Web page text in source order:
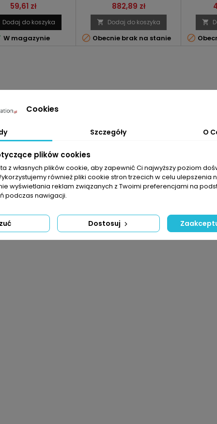
Cena
59,61 zł
Dodaj do koszyka
W magazynie
Cena
882,89 zł
 Dodaj do koszyka
 Obecnie brak na stanie


Cookies
Szczegóły O
plików cookies
z własnych plików cookie, aby zapewnić Ci najwyższy poziom
również pliki cookie stron trzecich w celu ulepszenia
wyświetlania reklam związanych z Twoimi preferencjami na
podczas nawigacji.
Dostosuj